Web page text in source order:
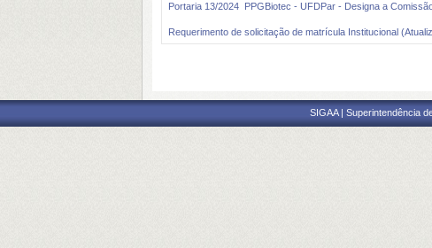
Portaria 13/2024  PPGBiotec - UFDPar - Designa a
Requerimento de solicitação de matrícula Institucional
SIGAA | Superintendência